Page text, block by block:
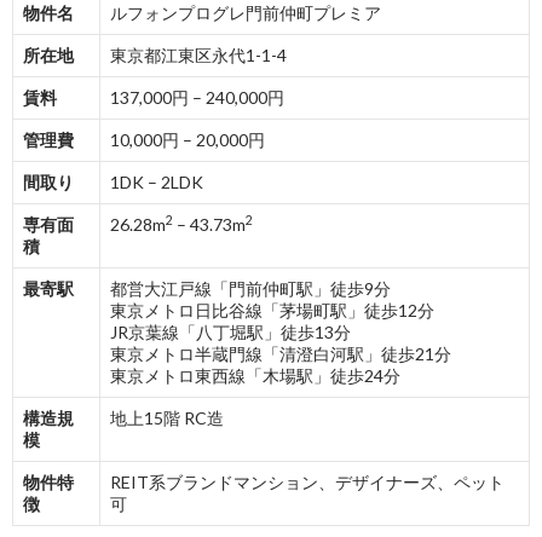
物件名 ルフォンプログレ門前仲町プレミア
所在地 東京都江東区永代1-1-4
賃料 137,000円 – 240,000円
管理費 10,000円 – 20,000円
間取り 1DK – 2LDK
専有面
積
26.28m2 – 43.73m2
最寄駅
都営大江戸線「門前仲町駅」徒歩9分
東京メトロ日比谷線「茅場町駅」徒歩12分
JR京葉線「八丁堀駅」徒歩13分
東京メトロ半蔵門線「清澄白河駅」徒歩21分
東京メトロ東西線「木場駅」徒歩24分
構造規
模
地上15階 RC造
物件特
徴
REIT系ブランドマンション、デザイナーズ、ペット
可